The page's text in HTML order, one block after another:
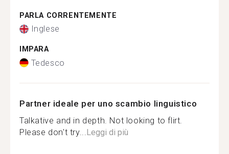
PARLA CORRENTEMENTE
Inglese
IMPARA
Tedesco
Partner ideale per uno scambio linguistico
Talkative and in depth. Not looking to flirt.
Please don't try... Leggi di più